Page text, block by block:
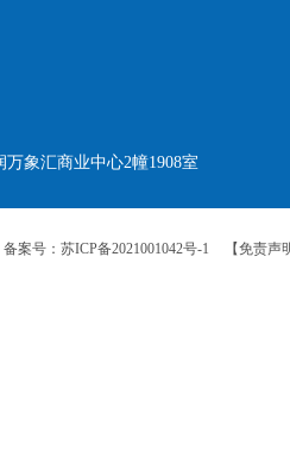
象汇商业中心2幢1908室
备案号：苏ICP备2021001042号-1 【免责声